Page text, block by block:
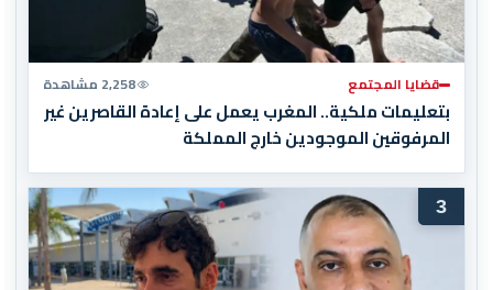
قضايا المجتمع 2,258 مشاهدة
بتعليمات ملكية.. المغرب يعمل على إعادة القاصرين غير
المرفوقين الموجودين خارج المملكة
3